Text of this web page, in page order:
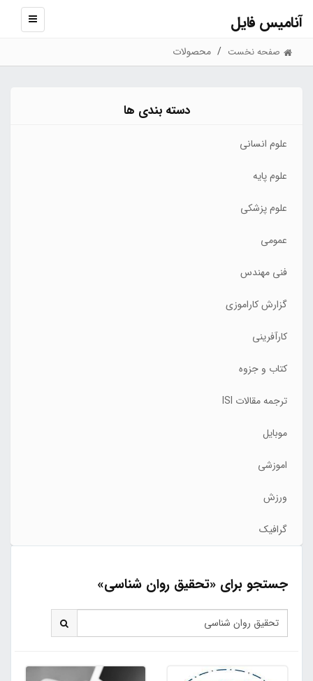
آنامیس فایل
نمایش
صفحه نخست محصولات
دسته بندی ها
علوم انسانی
علوم پایه
علوم پزشکی
عمومی
فنی مهندس
گزارش کاراموزی
کارآفرینی
کتاب و جزوه
ترجمه مقالات ISI
موبایل
اموزشی
ورزش
گرافیک
جستجو برای «تحقیق روان شناسی»